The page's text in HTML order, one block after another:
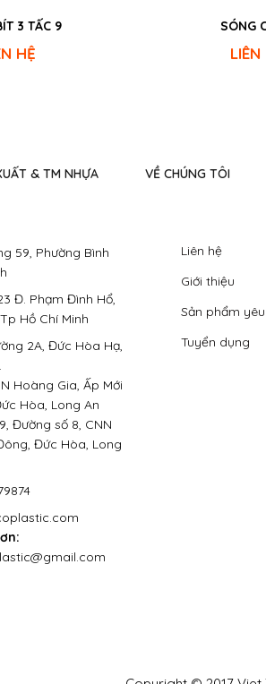
3 TẤC 9
HỆ
SÓNG
LIÊN
VỀ CHÚNG TÔI
Liên hệ
Giới thiệu
Sản phẩm
Tuyển dụng
59, Phường Bình
& TM NHỰA
2A, Đức Hòa Hạ,
Hoàng Gia, Ấp Mới
Hòa, Long An
Đường số 8, CNN
Đức Hòa, Long
Đ. Phạm Đình Hổ,
Hồ Chí Minh